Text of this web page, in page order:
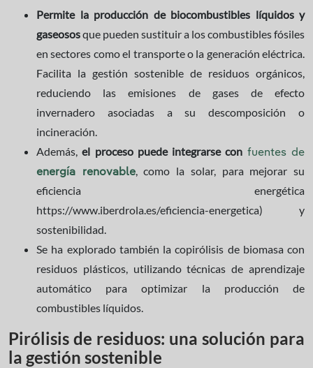
Permite la producción de biocombustibles líquidos y
gaseososque pueden sustituir a los combustibles fósiles
en sectores como el transporte o la generación eléctrica.
Facilita la gestión sostenible de residuos orgánicos,
reduciendo las emisiones de gases de efecto
invernadero asociadas a su descomposición o
incineración.
Además,el proceso puede integrarse con fuentes de
energía renovable, como la solar, para mejorar su
eficiencia energética
https://www.iberdrola.es/eficiencia-energetica) y
sostenibilidad.
Se ha explorado también la copirólisis de biomasa con
residuos plásticos, utilizando técnicas de aprendizaje
automático para optimizar la producción de
combustibles líquidos.
Pirólisis de residuos: una solución para
la gestión sostenible